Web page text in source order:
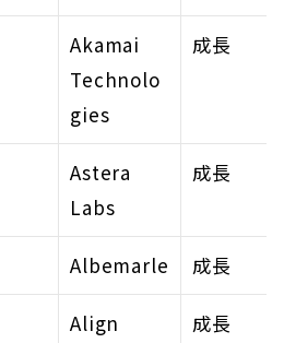
Akamai
Technolo
gies
成長
Astera
Labs
成長
Albemarle 成長
Align
成長